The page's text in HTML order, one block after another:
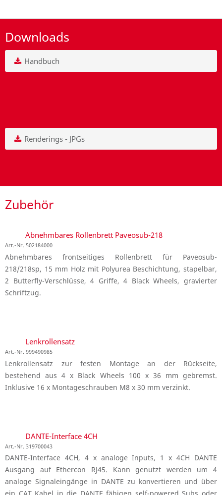
Downloads
Handbuch
Renderings - JPGs
Zubehör
Abnehmbares Rollenbrett Paveosub-218
Art.-Nr. 502184000
Abnehmbares frontseitiges Rollenbrett für Paveosub-
218/218sp, 15 mm Holz mit Polyurea Beschichtung, stapelbar,
2 Butterfly-Verschlüsse, 4 Griffe, 4 Black Wheels, gravierter
Schriftzug.
Lenkrollensatz
Art.-Nr. 999490985
Lenkrollensatz zur festen Montage an der Rückseite,
bestehend aus 4 x Black Wheels 100 x 36 mm gebremst.
Inklusive 16 x Montageschrauben M8 x 30 mm verzinkt.
DANTE-Interface 4CH
Art.-Nr. 319700043
DANTE-Interface 4CH, 4 x analoge Inputs, 1 x 4CH DANTE
Ausgang auf Ethercon RJ45. Kann genutzt werden um 4
analoge Signaleingänge in DANTE zu konvertieren und über